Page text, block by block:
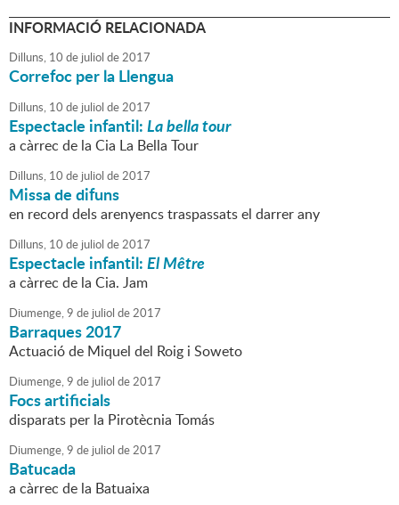
INFORMACIÓ RELACIONADA
Dilluns, 10 de juliol de2017
Correfoc per la Llengua
Dilluns, 10 de juliol de2017
Espectacle infantil:La bella tour
a càrrec de la Cia La Bella Tour
Dilluns, 10 de juliol de2017
Missa de difuns
en record dels arenyencs traspassats el darrer any
Dilluns, 10 de juliol de2017
Espectacle infantil:El Mêtre
a càrrec de la Cia. Jam
Diumenge,9 de juliol de2017
Barraques 2017
Actuació de Miquel del Roig i Soweto
Diumenge,9 de juliol de2017
Focs artificials
disparats per la Pirotècnia Tomás
Diumenge,9 de juliol de2017
Batucada
a càrrec de la Batuaixa